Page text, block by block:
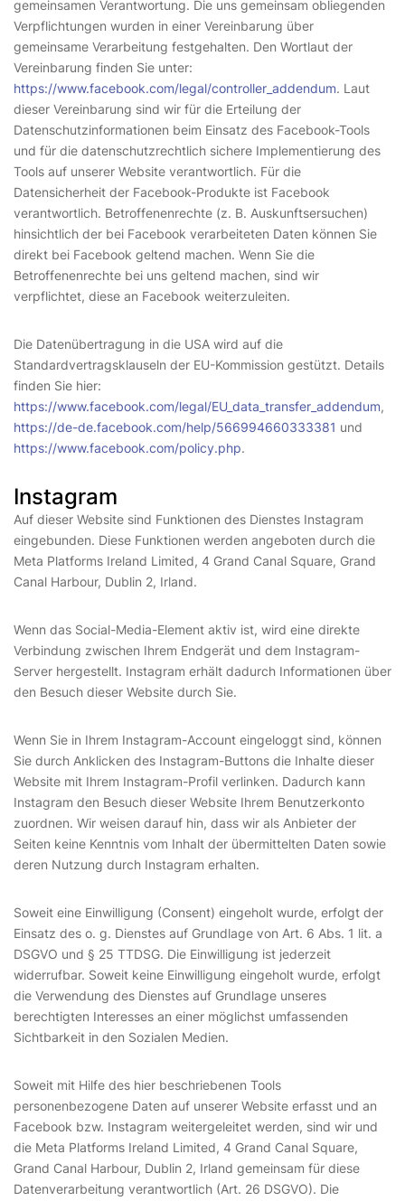
gemeinsamen Verantwortung. Die uns gemeinsam obliegenden
Verpflichtungen wurden in einer Vereinbarung über
gemeinsame Verarbeitung festgehalten. Den Wortlaut der
Vereinbarung finden Sie unter:
https://www.facebook.com/legal/controller_addendum. Laut
dieser Vereinbarung sind wir für die Erteilung der
Datenschutzinformationen beim Einsatz des Facebook-Tools
und für die datenschutzrechtlich sichere Implementierung des
Tools auf unserer Website verantwortlich. Für die
Datensicherheit der Facebook-Produkte ist Facebook
verantwortlich. Betroffenenrechte (z. B. Auskunftsersuchen)
hinsichtlich der bei Facebook verarbeiteten Daten können Sie
direkt bei Facebook geltend machen. Wenn Sie die
Betroffenenrechte bei uns geltend machen, sind wir
verpflichtet, diese an Facebook weiterzuleiten.
Die Datenübertragung in die USA wird auf die
Standardvertragsklauseln der EU-Kommission gestützt. Details
finden Sie hier:
https://www.facebook.com/legal/EU_data_transfer_addendum,
https://de-de.facebook.com/help/566994660333381 und
https://www.facebook.com/policy.php.
Instagram
Auf dieser Website sind Funktionen des Dienstes Instagram
eingebunden. Diese Funktionen werden angeboten durch die
Meta Platforms Ireland Limited, 4 Grand Canal Square, Grand
Canal Harbour, Dublin 2, Irland.
Wenn das Social-Media-Element aktiv ist, wird eine direkte
Verbindung zwischen Ihrem Endgerät und dem Instagram-
Server hergestellt. Instagram erhält dadurch Informationen über
den Besuch dieser Website durch Sie.
Wenn Sie in Ihrem Instagram-Account eingeloggt sind, können
Sie durch Anklicken des Instagram-Buttons die Inhalte dieser
Website mit Ihrem Instagram-Profil verlinken. Dadurch kann
Instagram den Besuch dieser Website Ihrem Benutzerkonto
zuordnen. Wir weisen darauf hin, dass wir als Anbieter der
Seiten keine Kenntnis vom Inhalt der übermittelten Daten sowie
deren Nutzung durch Instagram erhalten.
Soweit eine Einwilligung (Consent) eingeholt wurde, erfolgt der
Einsatz des o. g. Dienstes auf Grundlage von Art. 6 Abs. 1 lit. a
DSGVO und § 25 TTDSG. Die Einwilligung ist jederzeit
widerrufbar. Soweit keine Einwilligung eingeholt wurde, erfolgt
die Verwendung des Dienstes auf Grundlage unseres
berechtigten Interesses an einer möglichst umfassenden
Sichtbarkeit in den Sozialen Medien.
Soweit mit Hilfe des hier beschriebenen Tools
personenbezogene Daten auf unserer Website erfasst und an
Facebook bzw. Instagram weitergeleitet werden, sind wir und
die Meta Platforms Ireland Limited, 4 Grand Canal Square,
Grand Canal Harbour, Dublin 2, Irland gemeinsam für diese
Datenverarbeitung verantwortlich (Art. 26 DSGVO). Die